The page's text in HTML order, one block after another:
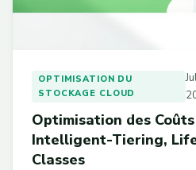
OPTIMISATION DU
STOCKAGE CLOUD
Optimisation des
Intelligent-Tiering,
Classes